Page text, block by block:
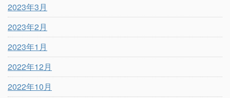
2023年3月
2023年2月
2023年1月
2022年12月
2022年10月